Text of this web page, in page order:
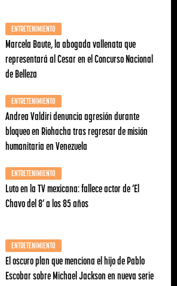
ENTRETENIMIENTO
Marcela Baute, la abogada vallenata que
representará al Cesar en el Concurso Nacional
de Belleza
ENTRETENIMIENTO
Andrea Valdiri denuncia agresión durante
bloqueo en Riohacha tras regresar de misión
humanitaria en Venezuela
ENTRETENIMIENTO
Luto en la TV mexicana: fallece actor de ‘El
Chavo del 8’ a los 85 años
ENTRETENIMIENTO
El oscuro plan que menciona el hijo de Pablo
Escobar sobre Michael Jackson en nueva serie